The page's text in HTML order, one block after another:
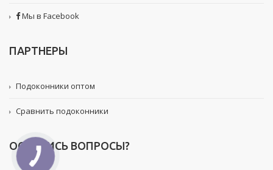
Мы в Facebook
ПАРТНЕРЫ
Подоконники оптом
Сравнить подоконники
ОСТАЛИСЬ ВОПРОСЫ?